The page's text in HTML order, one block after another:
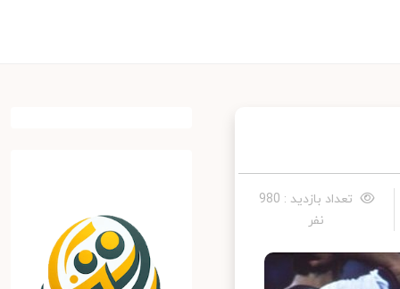
تعداد بازدید : 980
نفر